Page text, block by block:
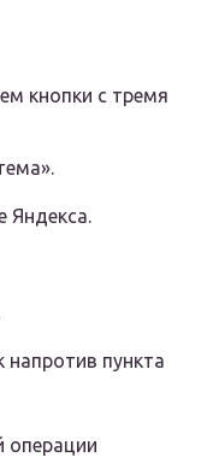
кнопки с тремя
Яндекса.
напротив пункта
операции